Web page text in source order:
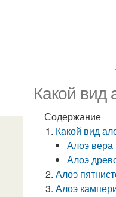
Какой вид
Содержание
Какой вид
Алоэ вера
Алоэ
Алоэ
Алоэ